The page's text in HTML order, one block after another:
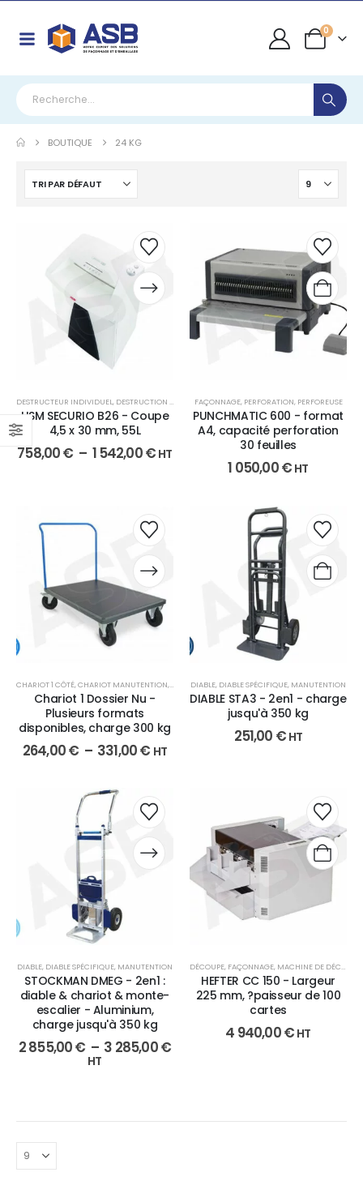
0
BOUTIQUE 24 KG
DESTRUCTEUR INDIVIDUEL, DESTRUCTION DE DOCUMENTS ,FAÇONNAGE
HSM SECURIO B26 - Coupe
4,5 x 30 mm, 55L
758,00€ – 1 542,00€ HT
FAÇONNAGE, PERFORATION, PERFOREUSE
PUNCHMATIC 600 - format
A4, capacité perforation
30 feuilles
1 050,00€ HT
CHARIOT 1 CÔTÉ,CHARIOT MANUTENTION,MANUTENTION
Chariot 1 Dossier Nu -
Plusieurs formats
disponibles, charge 300 kg
264,00€ – 331,00€ HT
DIABLE, DIABLE SPÉCIFIQUE, MANUTENTION
DIABLE STA3 - 2en1 - charge
jusqu'à 350 kg
251,00 € HT
DIABLE, DIABLE SPÉCIFIQUE, MANUTENTION
STOCKMAN DMEG - 2en1 :
diable & chariot & monte-
escalier - Aluminium,
charge jusqu'à 350 kg
2 855,00€ – 3 285,00€
HT
DÉCOUPE, FAÇONNAGE, MACHINE DE DÉCOUPE
HEFTER CC 150 - Largeur
225 mm, ?paisseur de 100
cartes
4 940,00€ HT